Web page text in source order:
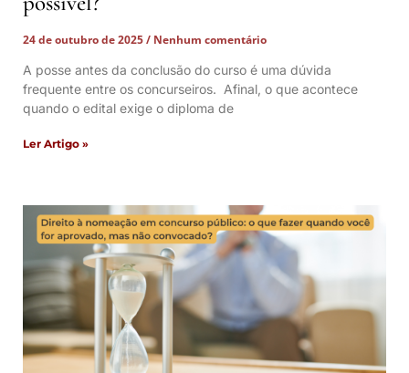
24 de outubro de 2025
Nenhum comentário
A posse antes da conclusão do curso é uma dúvida
frequente entre os concurseiros. Afinal, o que acontece
quando o edital exige o diploma de
Ler Artigo »